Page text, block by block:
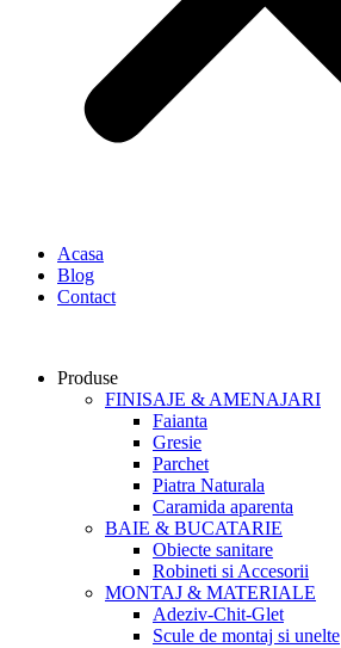
Acasa
Blog
Contact
Produse
FINISAJE & AMENAJARI
Faianta
Gresie
Parchet
Piatra Naturala
Caramida aparenta
BAIE & BUCATARIE
Obiecte sanitare
Robineti si Accesorii
MONTAJ & MATERIALE
Adeziv-Chit-Glet
Scule de montaj si unelte